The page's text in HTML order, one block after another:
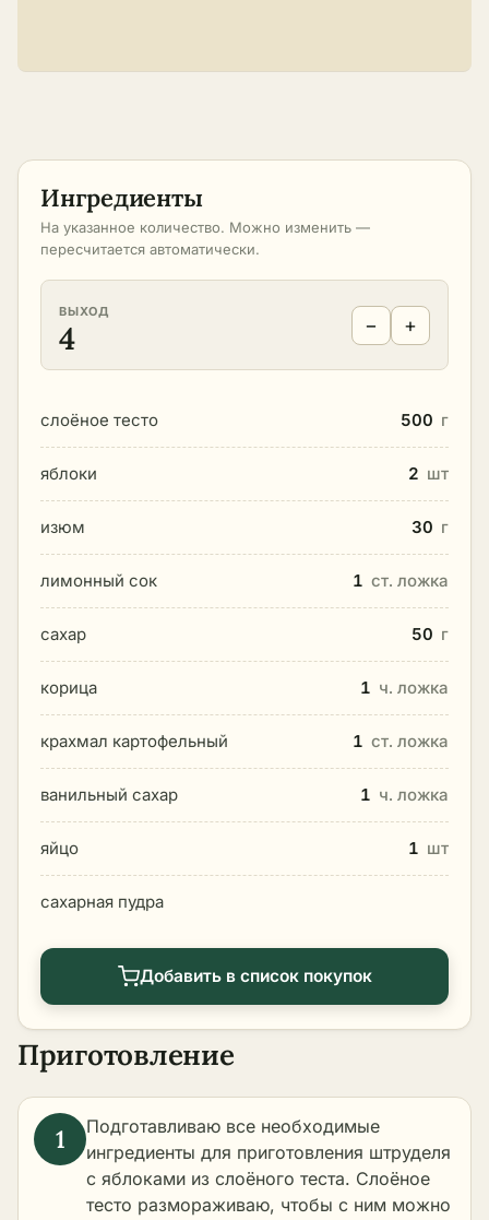
Ингредиенты
На указанное количество. Можно изменить —
пересчитается автоматически.
ВЫХОД
4 − +
слоёное тесто 500 г
яблоки 2 шт
изюм 30 г
лимонный сок 1 ст. ложка
сахар 50 г
корица 1 ч. ложка
крахмал картофельный 1 ст. ложка
ванильный сахар 1 ч. ложка
яйцо 1 шт
сахарная пудра
Добавить в список покупок
Приготовление
Подготавливаю все необходимые
ингредиенты для приготовления штруделя
с яблоками из слоёного теста. Слоёное
тесто размораживаю, чтобы с ним можно